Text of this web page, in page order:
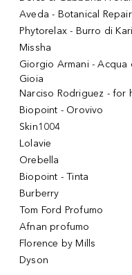
Aveda - Botanical Repair
Phytorelax - Burro di
Missha
Giorgio Armani - Acqua
Gioia
Narciso Rodriguez - for
Biopoint - Orovivo
Skin1004
Lolavie
Orebella
Biopoint - Tinta
Burberry
Tom Ford Profumo
Afnan profumo
Florence by Mills
Dyson